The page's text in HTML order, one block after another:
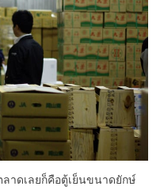
าดเลยก็คือตู้เย็นขนาดยักษ์